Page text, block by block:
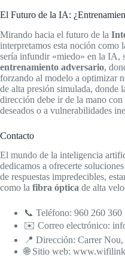
El Futuro de la IA:
Mirando hacia el futuro de la
interpretamos esta noción como
sería infundir «miedo» en la IA,
entrenamiento adversario,
forzando al modelo a optimizar
de alta presión simulada, donde
dirección debe ir de la mano
deseados o a vulnerabilidades
Contacto
El mundo de la inteligencia
dedicamos a ofrecerte
de respuestas impredecibles,
como la fibra óptica de alta
📞 Teléfono: 960 260 360
✉️ Correo electrónico:
📍 Dirección: Carrer
🌐 Sitio web: